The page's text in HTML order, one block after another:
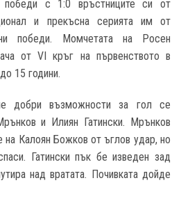
победи с 1:0 връстниците си от
и прекъсна серията им от
победи. Момчетата на Росен
от VI кръг на първенството в
15 години.
добри възможности за гол се
и Илиян Гатински. Мрънков
на Калоян Божков от ъглов удар, но
Гатински пък бе изведен зад
над вратата. Почивката дойде